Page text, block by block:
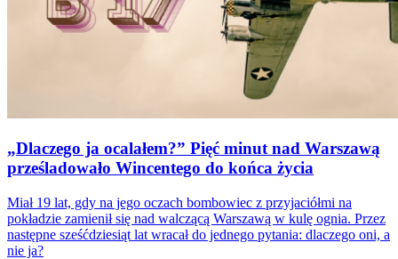
„Dlaczego ja ocalałem?” Pięć minut nad Warszawą
prześladowało Wincentego do końca życia
Miał 19 lat, gdy na jego oczach bombowiec z przyjaciółmi na
pokładzie zamienił się nad walczącą Warszawą w kulę ognia. Przez
następne sześćdziesiąt lat wracał do jednego pytania: dlaczego oni, a
nie ja?